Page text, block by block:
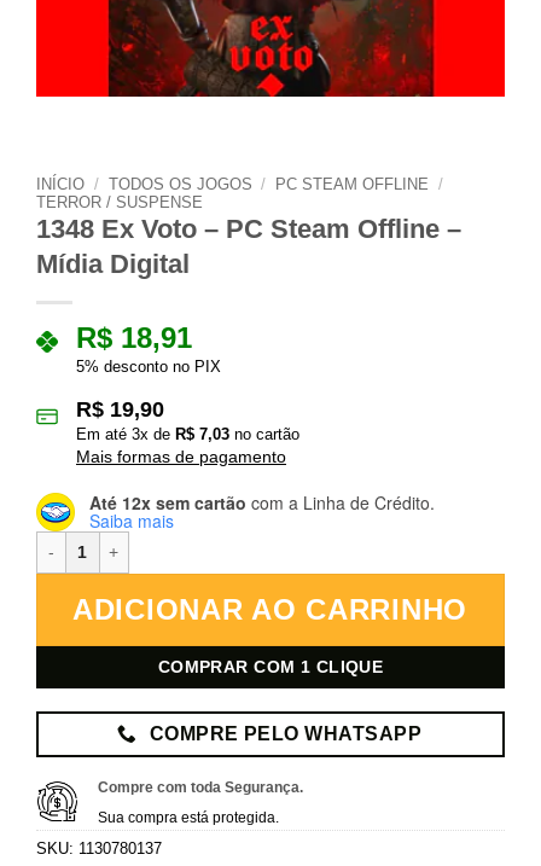
INÍCIO / TODOS OS JOGOS / PC STEAM OFFLINE
/
TERROR / SUSPENSE
1348 Ex Voto – PC Steam Offline –
Mídia Digital
R$ 18,91
5% desconto no PIX
R$ 19,90
Em até 3x de R$ 7,03 no cartão
Mais formas de pagamento
Até 12x sem cartão com a Linha de Crédito.
Saiba mais
ADICIONAR AO CARRINHO
COMPRAR COM 1 CLIQUE
COMPRE PELO WHATSAPP
Compre com toda Segurança.
Sua compra está protegida.
SKU: 1130780137